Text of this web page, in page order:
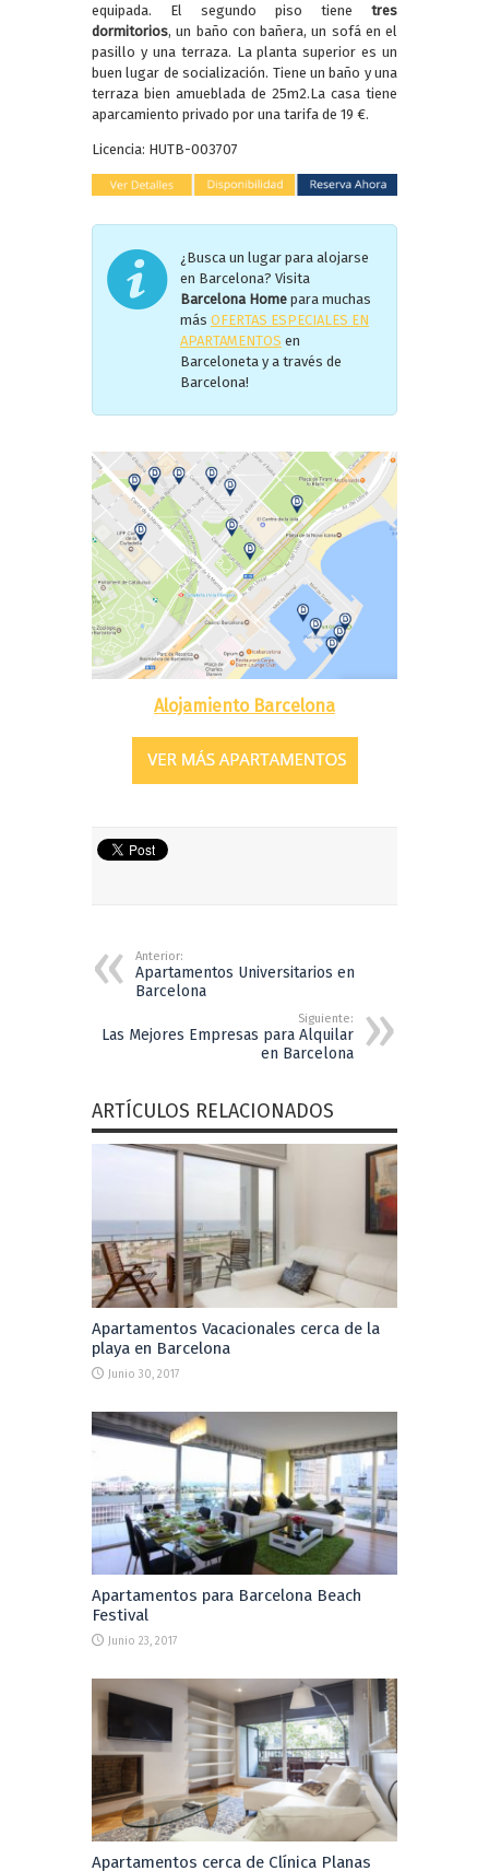
equipada. El segundo piso tiene tres
dormitorios, un baño con bañera, un sofá en el
pasillo y una terraza. La planta superior es un
buen lugar de socialización. Tiene un baño y una
terraza bien amueblada de 25m2.La casa tiene
aparcamiento privado por una tarifa de 19 €.
Licencia: HUTB-003707
¿Busca un lugar para alojarse
en Barcelona? Visita
Barcelona Home para muchas
más OFERTAS ESPECIALES EN
APARTAMENTOS en
Barceloneta y a través de
Barcelona!
Alojamiento Barcelona
Anterior:
Apartamentos Universitarios en
Barcelona
Siguiente:
Las Mejores Empresas para Alquilar
en Barcelona
ARTÍCULOS RELACIONADOS
Apartamentos Vacacionales cerca de la
playa en Barcelona
Junio 30, 2017
Apartamentos para Barcelona Beach
Festival
Junio 23, 2017
Apartamentos cerca de Clínica Planas